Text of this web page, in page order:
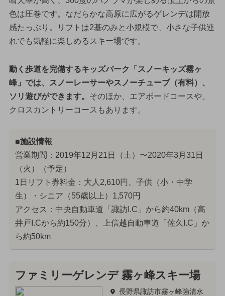
色は圧巻です。なだらかな高原に広がるゲレンデは開放
感たっぷり。リフトは2基のみと小規模で、小さな子供連
れでも気軽に楽しめるスキー場です。
動く歩道を完備するキッズパーク「スノーキッズ霧ヶ
峰」では、スノーレーサーやスノーチューブ（有料）、
ソリ遊びができます。 そのほか、エアボードコースや、
クロスカントリーコースもあります。
■施設情報
営業期間：2019年12月21日（土）〜2020年3月31日
（火）（予定）
1日リフト券料金：大人2,610円、子供（小・中学
生）・シニア（55歳以上）1,570円
アクセス：中央自動車道「諏訪I.C」から約40km（高
井戸I.Cから約150分）、上信越自動車道「佐久I.C」か
ら約50km
ファミリーゲレンデ 霧ヶ峰スキー場
長野県諏訪市霧ヶ峰強清水